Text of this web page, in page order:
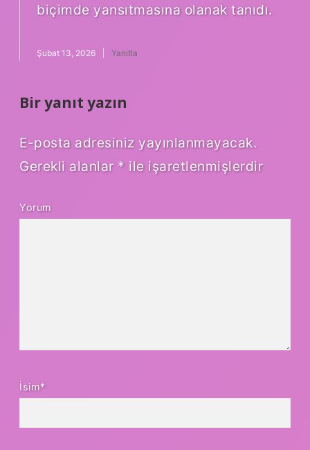
biçimde yansıtmasına olanak tanıdı.
Şubat 13, 2026 Yanıtla
Bir yanıt yazın
E-posta adresiniz yayınlanmayacak.
Gerekli alanlar * ile işaretlenmişlerdir
Yorum
İsim*